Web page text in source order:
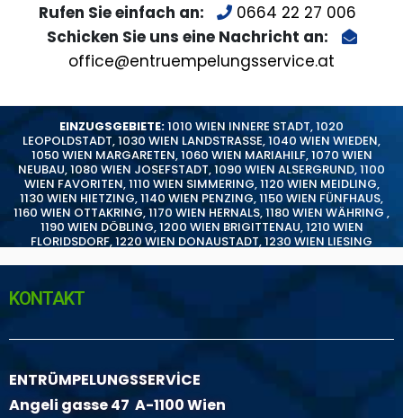
Rufen Sie einfach an:
0664 22 27 006
Schicken Sie uns eine Nachricht an:
office@entruempelungsservice.at
EINZUGSGEBIETE:1010 WIEN INNERE STADT,1020
LEOPOLDSTADT,1030 WIEN LANDSTRASSE,1040 WIEN WIEDEN,
1050 WIEN MARGARETEN,1060 WIEN MARIAHILF,1070 WIEN
NEUBAU,1080 WIEN JOSEFSTADT,1090 WIEN ALSERGRUND,1100
WIEN FAVORITEN,1110 WIEN SIMMERING,1120 WIEN MEIDLING,
1130 WIEN HIETZING,1140 WIEN PENZING,1150 WIEN FÜNFHAUS,
1160 WIEN OTTAKRING,1170 WIEN HERNALS,1180 WIEN WÄHRING ,
1190 WIEN DÖBLING,1200 WIEN BRIGITTENAU,1210 WIEN
FLORIDSDORF,1220 WIEN DONAUSTADT,1230 WIEN LIESING
KONTAKT
ENTRÜMPELUNGSSERVİCE
Angeli gasse 47 A-1100 Wien